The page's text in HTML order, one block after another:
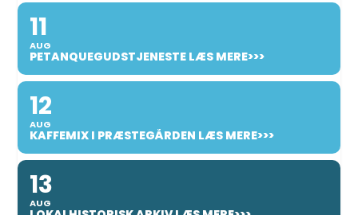
11
AUG
PETANQUEGUDSTJENESTE LÆS MERE>>>
12
AUG
KAFFEMIX I PRÆSTEGÅRDEN LÆS MERE>>>
13
AUG